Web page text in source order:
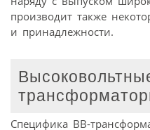
производит также
и принадлежности.
Специфика ВВ-